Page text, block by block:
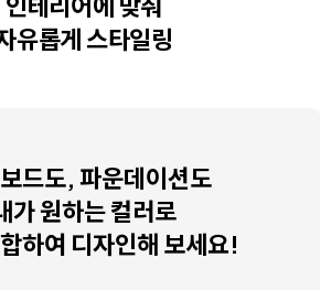
유롭게 스타일링
드도, 파운데이션도
가 원하는 컬러로
하여 디자인해 보세요!